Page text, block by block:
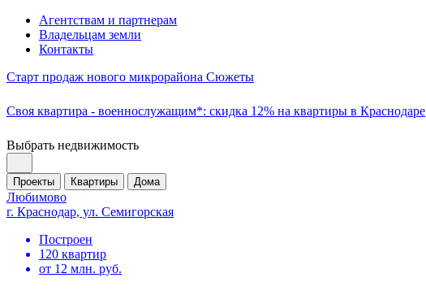
Агентствам и партнерам
Владельцам земли
Контакты
Старт продаж нового микрорайона Сюжеты
Своя квартира - военнослужащим*: скидка 12% на квартиры в Краснодаре
Выбрать недвижимость
Проекты Квартиры Дома
Любимово
г. Краснодар, ул. Семигорская
Построен
120 квартир
от 12 млн. руб.